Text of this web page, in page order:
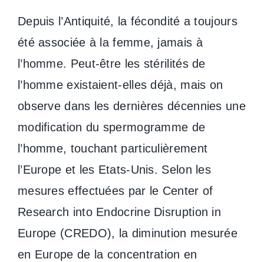
Depuis l’Antiquité, la fécondité a toujours
été associée à la femme, jamais à
l’homme. Peut-être les stérilités de
l’homme existaient-elles déjà, mais on
observe dans les dernières décennies une
modification du spermogramme de
l’homme, touchant particulièrement
l’Europe et les Etats-Unis. Selon les
mesures effectuées par le Center of
Research into Endocrine Disruption in
Europe (CREDO), la diminution mesurée
en Europe de la concentration en